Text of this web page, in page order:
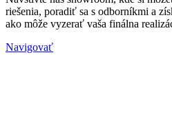
riešenia, poradiť sa s odborníkmi a
ako môže vyzerať vaša finálna
Navigovať